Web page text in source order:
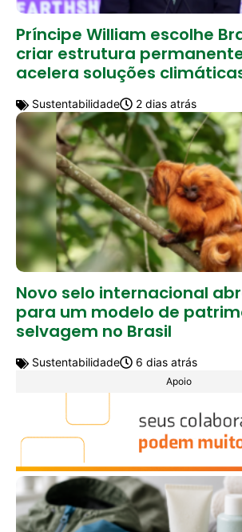
Príncipe William escolhe
criar estrutura
acelera soluções
Sustentabilidade 2 dias atrás
Novo selo internacional
para um modelo de
selvagem no Brasil
Sustentabilidade 6 dias atrás
Apoio